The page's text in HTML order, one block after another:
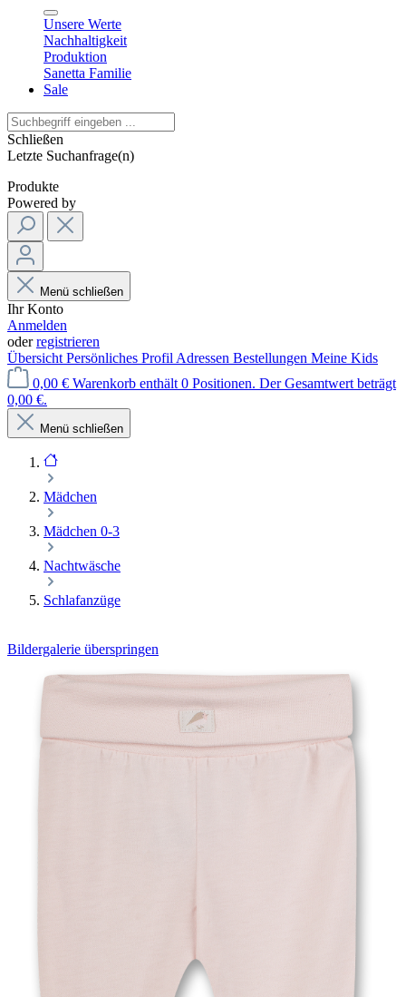
Unsere Werte
Nachhaltigkeit
Produktion
Sanetta Familie
Sale
Schließen
Letzte Suchanfrage(n)
Produkte
Powered by
Menü schließen
Ihr Konto
Anmelden
oderregistrieren
Übersicht Persönliches Profil Adressen Bestellungen Meine Kids
0,00 € Warenkorb enthält 0 Positionen. Der Gesamtwert beträgt
0,00 €.
Menü schließen
Mädchen
Mädchen 0-3
Nachtwäsche
Schlafanzüge
Bildergalerie überspringen